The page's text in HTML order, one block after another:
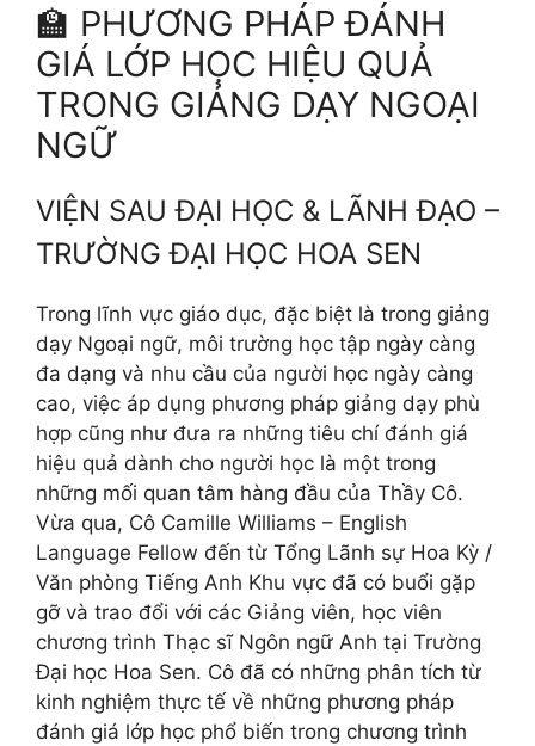
🏫 PHƯƠNG PHÁP ĐÁNH
GIÁ LỚP HỌC HIỆU QUẢ
TRONG GIẢNG DẠY NGOẠI
NGỮ
VIỆN SAU ĐẠI HỌC & LÃNH ĐẠO –
TRƯỜNG ĐẠI HỌC HOA SEN
Trong lĩnh vực giáo dục, đặc biệt là trong giảng
dạy Ngoại ngữ, môi trường học tập ngày càng
đa dạng và nhu cầu của người học ngày càng
cao, việc áp dụng phương pháp giảng dạy phù
hợp cũng như đưa ra những tiêu chí đánh giá
hiệu quả dành cho người học là một trong
những mối quan tâm hàng đầu của Thầy Cô.
Vừa qua, Cô Camille Williams – English
Language Fellow đến từ Tổng Lãnh sự Hoa Kỳ /
Văn phòng Tiếng Anh Khu vực đã có buổi gặp
gỡ và trao đổi với các Giảng viên, học viên
chương trình Thạc sĩ Ngôn ngữ Anh tại Trường
Đại học Hoa Sen. Cô đã có những phân tích từ
kinh nghiệm thực tế về những phương pháp
đánh giá lớp học phổ biến trong chương trình